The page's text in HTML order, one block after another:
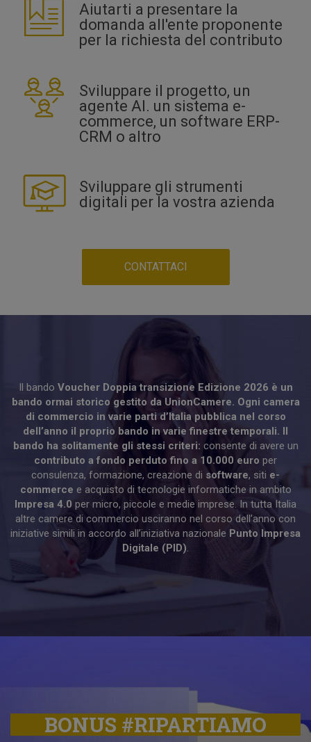
Aiutarti a presentare la
domanda all'ente proponente
per la richiesta del contributo
Sviluppare il progetto, un
agente AI. un sistema e-
commerce, un software ERP-
CRM o altro
Sviluppare gli strumenti
digitali per la vostra azienda
CONTATTACI
Il bando Voucher Doppia transizione Edizione 2026 è un
bando ormai storico gestito da UnionCamere. Ogni camera
di commercio in varie parti d’Italia pubblica nel corso
dell’anno il proprio bando in varie finestre temporali. Il
bando ha solitamente gli stessi criteri: consente di avere un
contributo a fondo perduto fino a 10.000 euro per
consulenza, formazione, creazione di software, siti e-
commerce e acquisto di tecnologie informatiche in ambito
Impresa 4.0 per micro, piccole e medie imprese. In tutta Italia
altre camere di commercio usciranno nel corso dell’anno con
iniziative simili in accordo all’iniziativa nazionale Punto Impresa
Digitale (PID).
BONUS #RIPARTIAMO